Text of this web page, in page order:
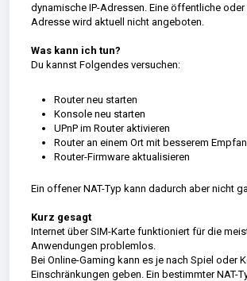
dynamische IP-Adressen. Eine öffentliche oder
Adresse wird aktuell nicht angeboten.
Was kann ich tun?
Du kannst Folgendes versuchen:
Router neu starten
Konsole neu starten
UPnP im Router aktivieren
Router an einem Ort mit besserem
Router-Firmware aktualisieren
Ein offener NAT-Typ kann dadurch aber nicht
Kurz gesagt
Internet über SIM-Karte funktioniert für die
Anwendungen problemlos.
Bei Online-Gaming kann es je nach Spiel oder
Einschränkungen geben. Ein bestimmter NAT-